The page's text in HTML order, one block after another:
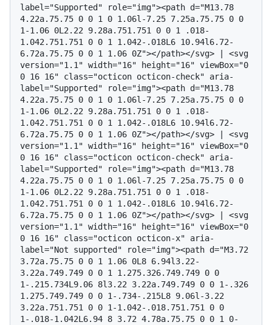
label="Supported" role="img"><path d="M13.78
4.22a.75.75 0 0 1 0 1.06l-7.25 7.25a.75.75 0 0
1-1.06 0L2.22 9.28a.751.751 0 0 1 .018-
1.042.751.751 0 0 1 1.042-.018L6 10.94l6.72-
6.72a.75.75 0 0 1 1.06 0Z"></path></svg> | <svg
version="1.1" width="16" height="16" viewBox="0
0 16 16" class="octicon octicon-check" aria-
label="Supported" role="img"><path d="M13.78
4.22a.75.75 0 0 1 0 1.06l-7.25 7.25a.75.75 0 0
1-1.06 0L2.22 9.28a.751.751 0 0 1 .018-
1.042.751.751 0 0 1 1.042-.018L6 10.94l6.72-
6.72a.75.75 0 0 1 1.06 0Z"></path></svg> | <svg
version="1.1" width="16" height="16" viewBox="0
0 16 16" class="octicon octicon-check" aria-
label="Supported" role="img"><path d="M13.78
4.22a.75.75 0 0 1 0 1.06l-7.25 7.25a.75.75 0 0
1-1.06 0L2.22 9.28a.751.751 0 0 1 .018-
1.042.751.751 0 0 1 1.042-.018L6 10.94l6.72-
6.72a.75.75 0 0 1 1.06 0Z"></path></svg> | <svg
version="1.1" width="16" height="16" viewBox="0
0 16 16" class="octicon octicon-x" aria-
label="Not supported" role="img"><path d="M3.72
3.72a.75.75 0 0 1 1.06 0L8 6.94l3.22-
3.22a.749.749 0 0 1 1.275.326.749.749 0 0
1-.215.734L9.06 8l3.22 3.22a.749.749 0 0 1-.326
1.275.749.749 0 0 1-.734-.215L8 9.06l-3.22
3.22a.751.751 0 0 1-1.042-.018.751.751 0 0
1-.018-1.042L6.94 8 3.72 4.78a.75.75 0 0 1 0-